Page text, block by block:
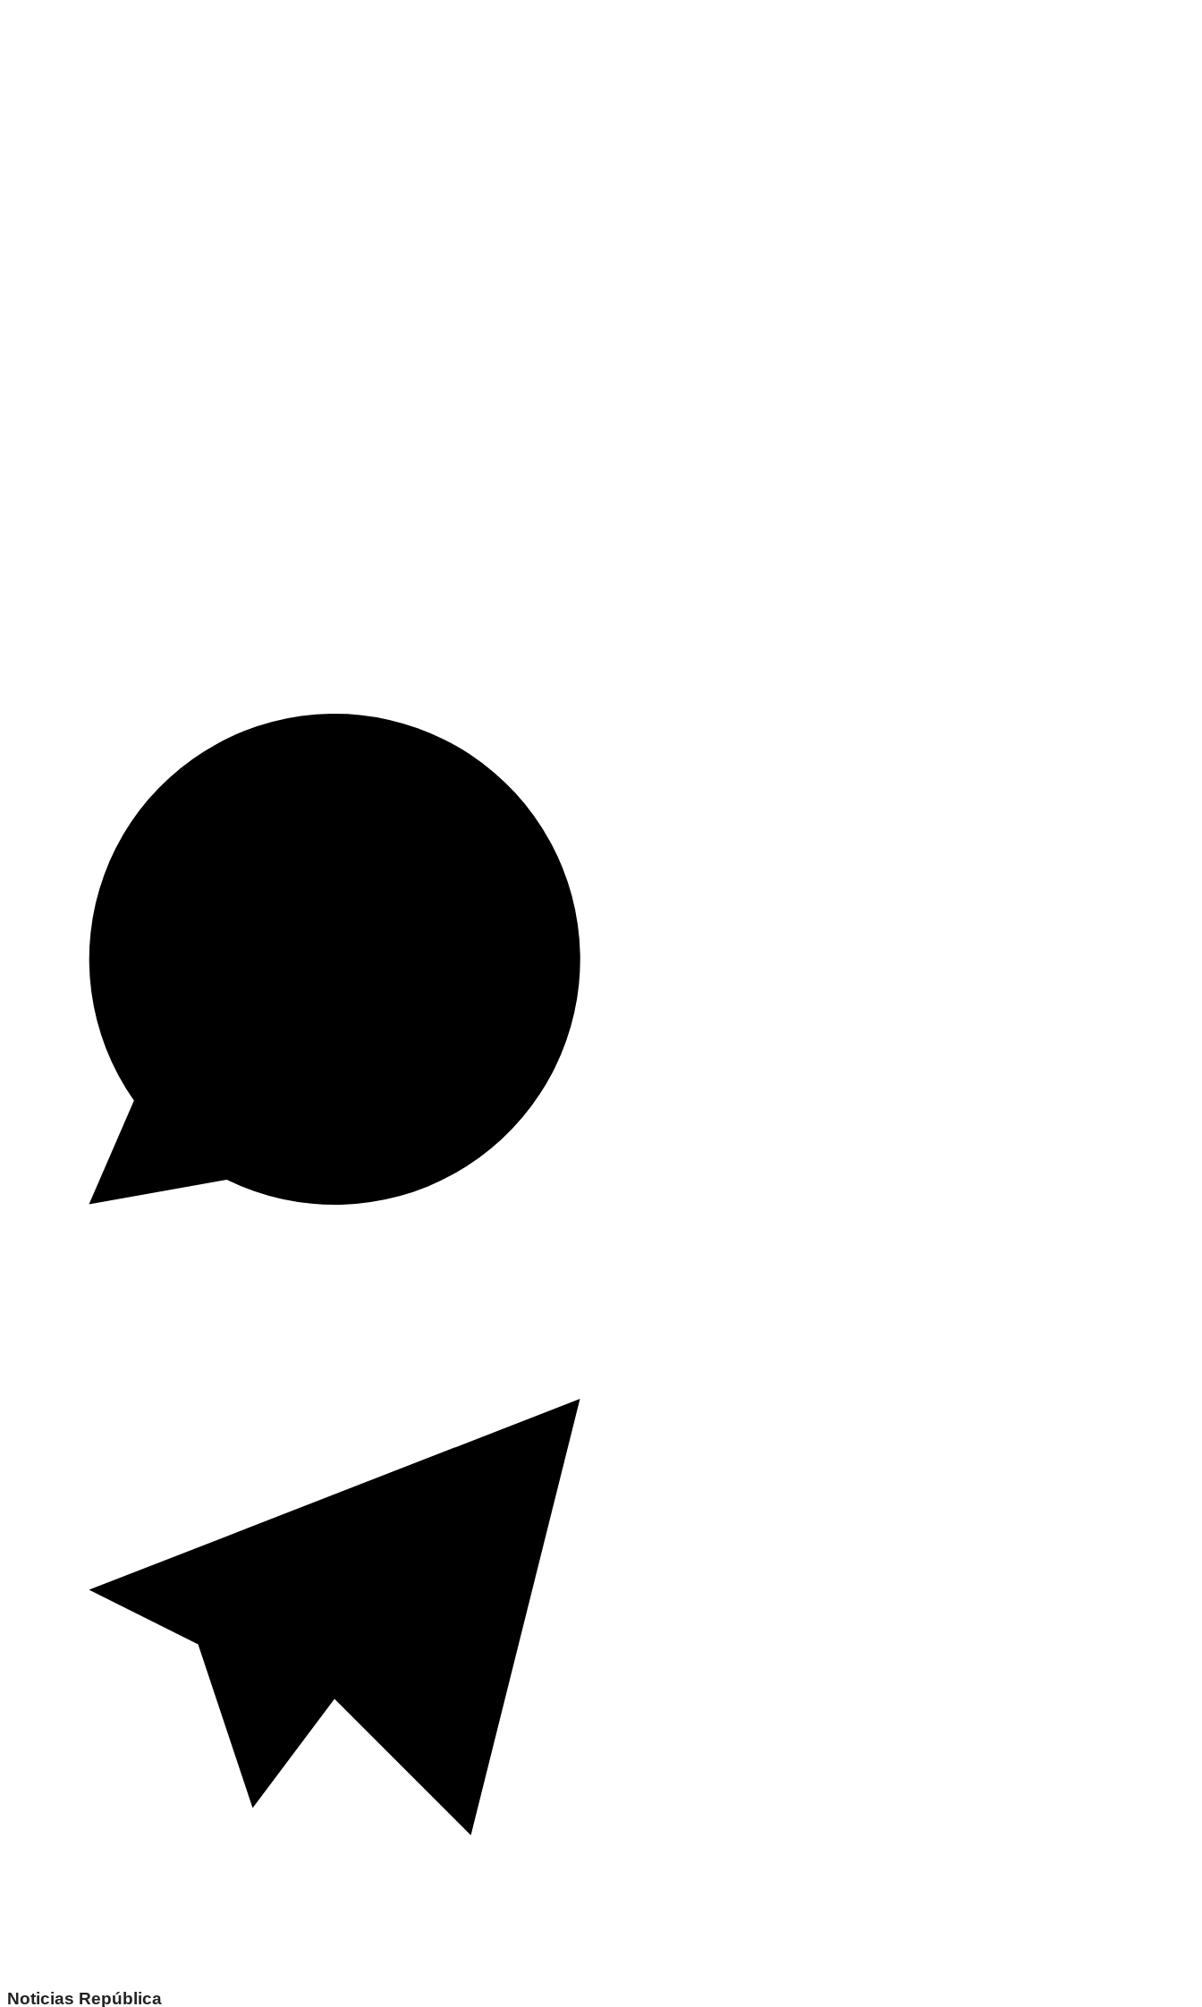
Noticias República